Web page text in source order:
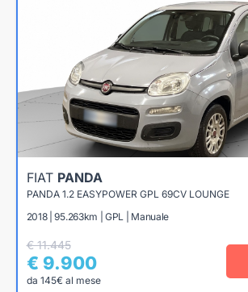
FIAT PANDA
PANDA 1.2 EASYPOWER GPL 69CV LOUNGE
2018 | 95.263km | GPL | Manuale
€ 11.445
€ 9.900
da 145€ al mese